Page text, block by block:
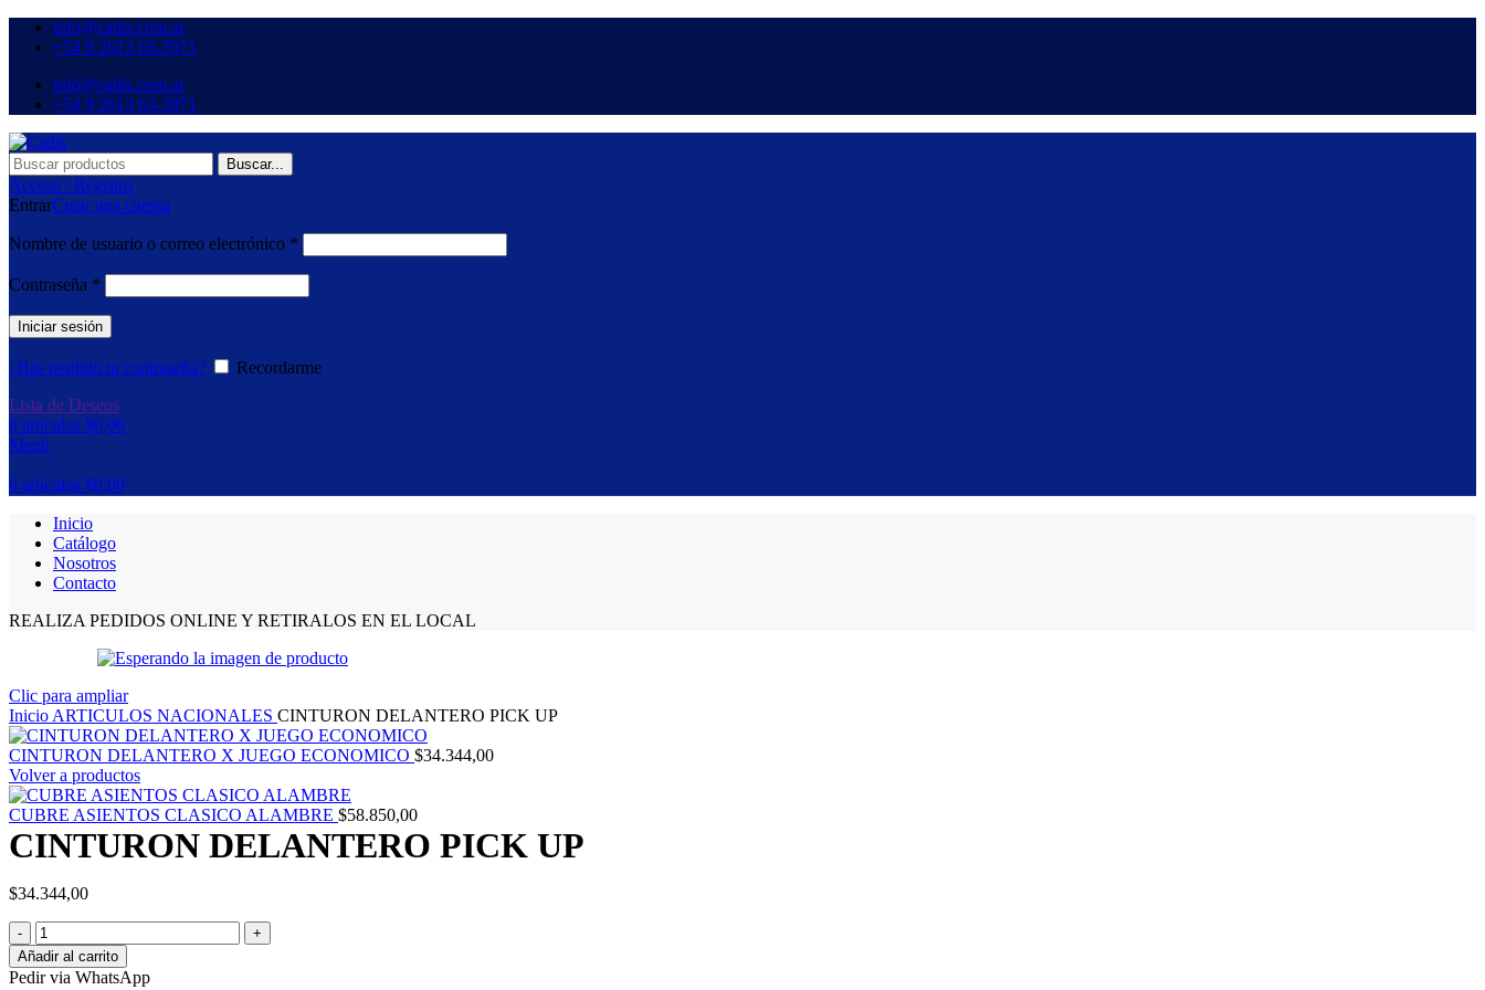
info@cadis.com.ar
‪+54 9 2613 63‑3971‬
info@cadis.com.ar
‪+54 9 2613 63‑3971‬
Buscar...
Acceso / Registro
EntrarCrear una cuenta
Nombre de usuario o correo electrónico *
Contraseña *
Iniciar sesión
¿Has perdido tu contraseña?
Recordarme
Lista de Deseos
0 artículos $0,00
Menú
0 artículos $0,00
Inicio
Catálogo
Nosotros
Contacto
REALIZA PEDIDOS ONLINE Y RETIRALOS EN EL LOCAL
Clic para ampliar
Inicio ARTICULOS NACIONALES CINTURON DELANTERO PICK UP
CINTURON DELANTERO X JUEGO ECONOMICO $34.344,00
Volver a productos
CUBRE ASIENTOS CLASICO ALAMBRE $58.850,00
CINTURON DELANTERO PICK UP
$34.344,00
CINTURON
DELANTERO
PICK
Añadir al carrito
Pedir via WhatsApp